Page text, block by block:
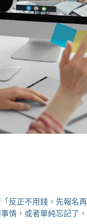
反正不用錢，先報名
情，或者單純忘記了